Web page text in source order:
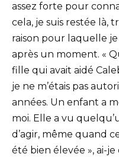
assez forte pour
cela, je suis restée là,
raison pour laquelle je
après un moment. «
fille qui avait aidé
je ne m’étais pas
années. Un enfant a
moi. Elle a vu
d’agir, même quand
été bien élevée », ai-